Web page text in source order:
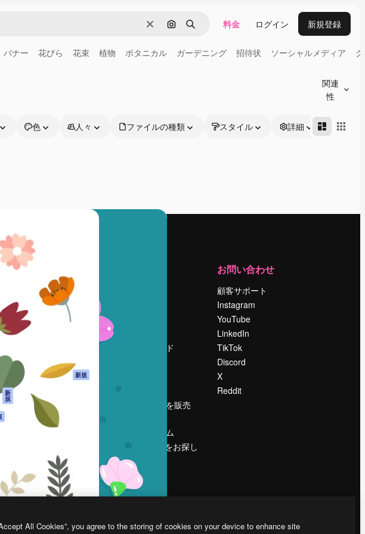
消去 画像で検索
検索 料金 ログイン 新規登録
バナー 花びら 花束 植物 ボタニカル ガーデニング 招待状 ソーシャルメディア
関連
性
色 人々 ファイルの種類 スタイル 詳細
新
規
Academy
ドキュメント
サポート
オリジナル 新規
トラストセンター
アフィリエイト
検索トレンド
コンテンツを販売
プレスルーム
magnific.aiをお探し
ですか？
お問い合わせ
顧客サポート
Instagram
YouTube
LinkedIn
TikTok
Discord
X
Reddit
All Cookies”, you agree to the storing of cookies on your device to enhance site